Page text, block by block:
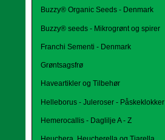
Buzzy® Organic Seeds - Denmark
Buzzy® seeds - Mikrogrønt og spirer
Franchi Sementi - Denmark
Grøntsagsfrø
Haveartikler og Tilbehør
Helleborus - Juleroser - Påskeklokker
Hemerocallis - Daglilje A - Z